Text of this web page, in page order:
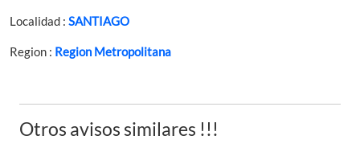
Localidad : SANTIAGO
Region : Region Metropolitana
Otros avisos similares !!!